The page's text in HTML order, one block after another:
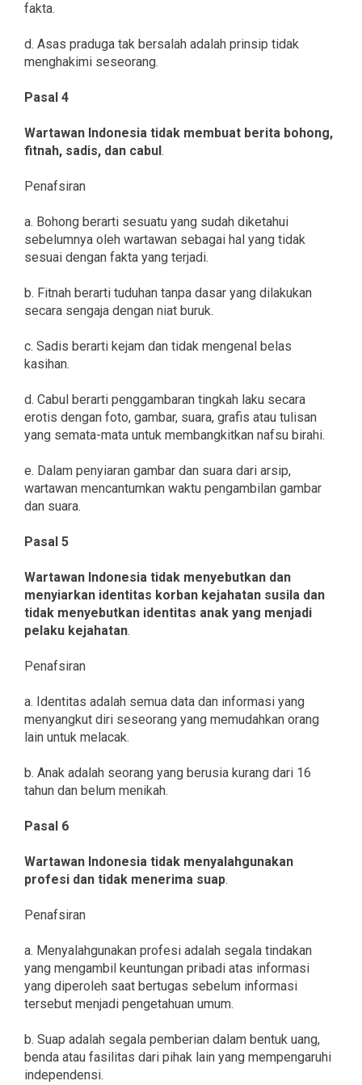
fakta.
d. Asas praduga tak bersalah adalah prinsip tidak
menghakimi seseorang.
Pasal 4
Wartawan Indonesia tidak membuat berita bohong,
fitnah, sadis, dan cabul .
Penafsiran
a. Bohong berarti sesuatu yang sudah diketahui
sebelumnya oleh wartawan sebagai hal yang tidak
sesuai dengan fakta yang terjadi.
b. Fitnah berarti tuduhan tanpa dasar yang dilakukan
secara sengaja dengan niat buruk.
c. Sadis berarti kejam dan tidak mengenal belas
kasihan.
d. Cabul berarti penggambaran tingkah laku secara
erotis dengan foto, gambar, suara, grafis atau tulisan
yang semata-mata untuk membangkitkan nafsu birahi.
e. Dalam penyiaran gambar dan suara dari arsip,
wartawan mencantumkan waktu pengambilan gambar
dan suara.
Pasal 5
Wartawan Indonesia tidak menyebutkan dan
menyiarkan identitas korban kejahatan susila dan
tidak menyebutkan identitas anak yang menjadi
pelaku kejahatan.
Penafsiran
a. Identitas adalah semua data dan informasi yang
menyangkut diri seseorang yang memudahkan orang
lain untuk melacak.
b. Anak adalah seorang yang berusia kurang dari 16
tahun dan belum menikah.
Pasal 6
Wartawan Indonesia tidak menyalahgunakan
profesi dan tidak menerima suap.
Penafsiran
a. Menyalahgunakan profesi adalah segala tindakan
yang mengambil keuntungan pribadi atas informasi
yang diperoleh saat bertugas sebelum informasi
tersebut menjadi pengetahuan umum.
b. Suap adalah segala pemberian dalam bentuk uang,
benda atau fasilitas dari pihak lain yang mempengaruhi
independensi.